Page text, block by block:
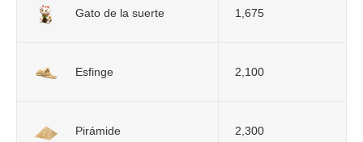
Gato de la suerte 1,675
Esfinge 2,100
Pirámide 2,300